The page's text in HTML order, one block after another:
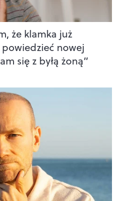
że klamka już
powiedzieć nowej
się z byłą żoną”